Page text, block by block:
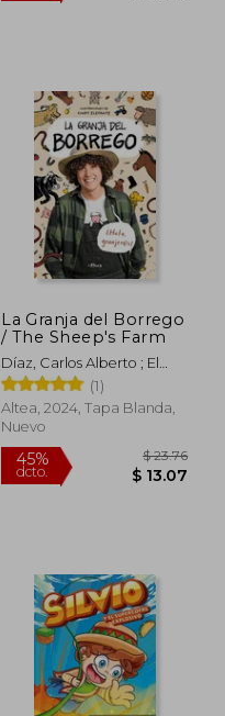
dcto.
La Granja del Borrego
/ The Sheep's Farm
Díaz, Carlos Alberto ; El
Borrego ; Elefante, Sindy
(1)
Altea, 2024, Tapa Blanda,
Nuevo